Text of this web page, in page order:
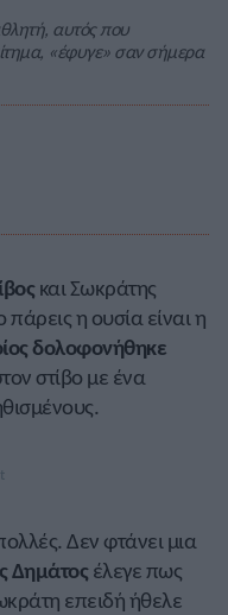
αυτός που
«έφυγε» σαν σήμερα
και Σωκράτης
πάρεις η ουσία είναι η
δολοφονήθηκε
στίβο με ένα
Δεν φτάνει μια
Δημάτοςέλεγε πως
επειδή ήθελε